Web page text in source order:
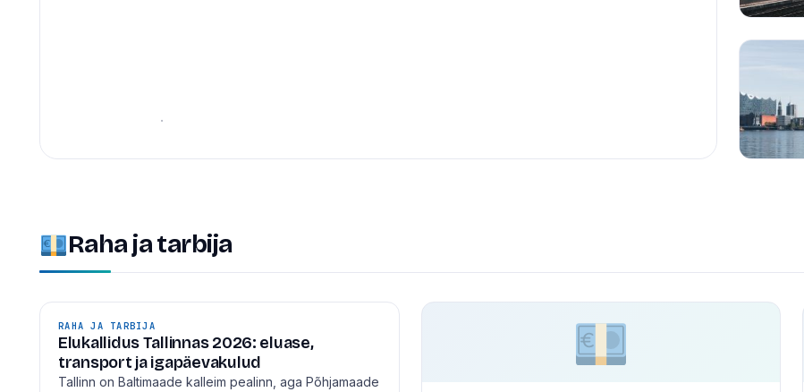
·
Raha ja tarbija
RAHA JA TARBIJA
Elukallidus Tallinnas 2026: eluase,
transport ja igapäevakulud
Tallinn on Baltimaade kalleim pealinn, aga Põhjamaade